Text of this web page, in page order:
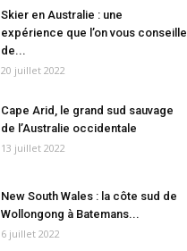
Skier en Australie : une
expérience que l’on vous conseille
de...
20 juillet 2022
Cape Arid, le grand sud sauvage
de l’Australie occidentale
13 juillet 2022
New South Wales : la côte sud de
Wollongong à Batemans...
6 juillet 2022